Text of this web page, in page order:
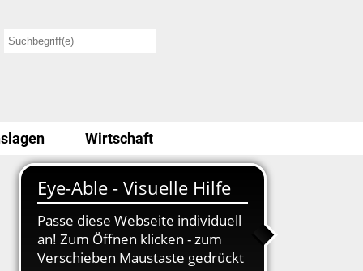
Wirtschaft
Stellenausschreibung